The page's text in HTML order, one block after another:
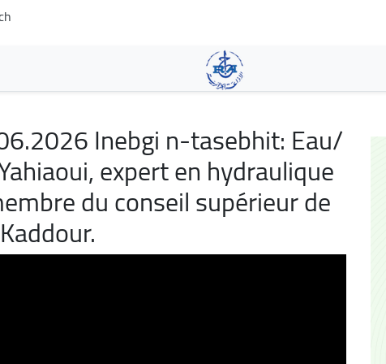
main
content
Inebgi n-tasebhit: Eau/
expert en hydraulique
du conseil supérieur de